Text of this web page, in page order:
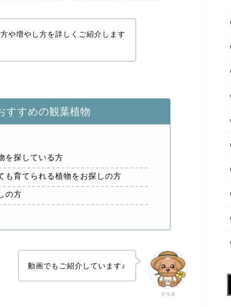
や増やし方を詳しくご紹介します
すすめの観葉植物
を探している方
も育てられる植物をお探しの方
の方
ドリス
動画でもご紹介しています♪